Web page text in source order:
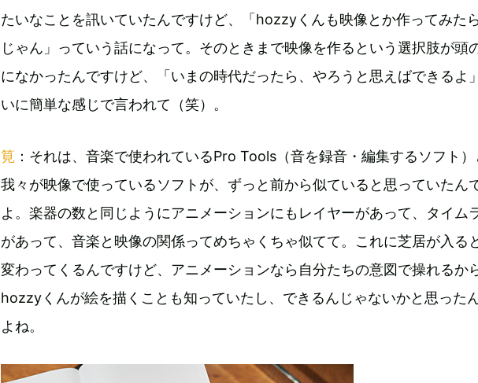
たいなことを訊いていたんですけど、「hozzyくんも映像とか作ってみた
じゃん」っていう話になって。そのときまで映像を作るという選択肢が頭
になかったんですけど、「いまの時代だったら、やろうと思えばできるよ
いに簡単な感じで言われて（笑）。
筧 ：それは、音楽で使われているPro Tools（音を録音・編集するソフト
我々が映像で使っているソフトが、ずっと前から似ていると思っていたん
よ。楽器の数と同じようにアニメーションにもレイヤーがあって、タイム
があって、音楽と映像の関係ってめちゃくちゃ似てて。これに芝居が入る
変わってくるんですけど、アニメーションなら自分たちの意図で操れるか
hozzyくんが絵を描くことも知っていたし、できるんじゃないかと思った
よね。